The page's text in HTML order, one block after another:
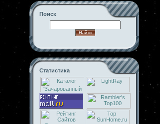
Поиск
Статистика